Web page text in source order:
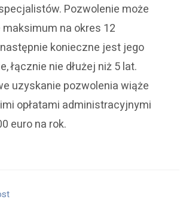
Pozwolenie może
na okres 12
konieczne jest jego
łącznie nie dłużej niż 5 lat.
uzyskanie pozwolenia wiąże
opłatami administracyjnymi
euro na rok.